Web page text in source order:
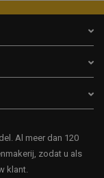
Al meer dan 120
zodat u als
klant.